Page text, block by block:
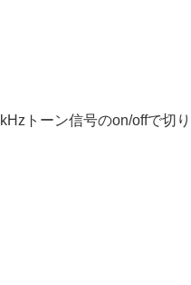
トーン信号のon/offで切